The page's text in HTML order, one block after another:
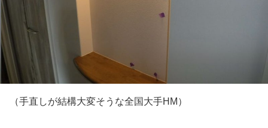
（手直しが結構大変そうな全国大手HM）